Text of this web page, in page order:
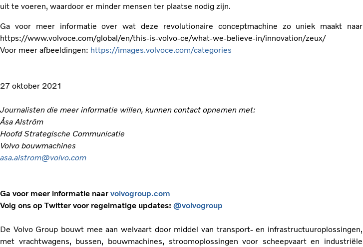
uit te voeren, waardoor er minder mensen ter plaatse nodig zijn.
Ga voor meer informatie over wat deze revolutionaire conceptmachine zo uniek maakt naar
https://www.volvoce.com/global/en/this-is-volvo-ce/what-we-believe-in/innovation/zeux/
Voor meer afbeeldingen: https://images.volvoce.com/categories
27 oktober 2021
Journalisten die meer informatie willen, kunnen contact opnemen met:
Åsa Alström
Hoofd Strategische Communicatie
Volvo bouwmachines
asa.alstrom@volvo.com
Ga voor meer informatie naar volvogroup.com
Volg ons op Twitter voor regelmatige updates: @volvogroup
De Volvo Group bouwt mee aan welvaart door middel van transport- en infrastructuuroplossingen,
met vrachtwagens, bussen, bouwmachines, stroomoplossingen voor scheepvaart en industriële